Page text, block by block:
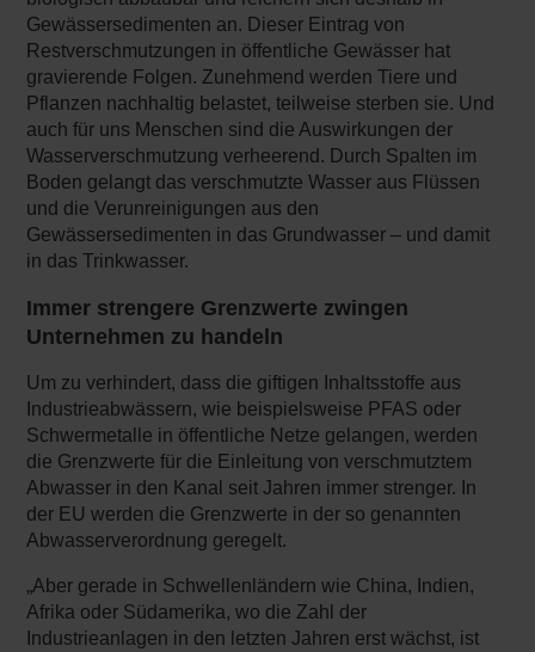
Gewässersedimenten an. Dieser Eintrag von
Restverschmutzungen in öffentliche Gewässer hat
gravierende Folgen. Zunehmend werden Tiere und
Pflanzen nachhaltig belastet, teilweise sterben sie. Und
auch für uns Menschen sind die Auswirkungen der
Wasserverschmutzung verheerend. Durch Spalten im
Boden gelangt das verschmutzte Wasser aus Flüssen
und die Verunreinigungen aus den
Gewässersedimenten in das Grundwasser – und damit
in das Trinkwasser.
Immer strengere Grenzwerte zwingen
Unternehmen zu handeln
Um zu verhindert, dass die giftigen Inhaltsstoffe aus
Industrieabwässern, wie beispielsweise PFAS oder
Schwermetalle in öffentliche Netze gelangen, werden
die Grenzwerte für die Einleitung von verschmutztem
Abwasser in den Kanal seit Jahren immer strenger. In
der EU werden die Grenzwerte in der so genannten
Abwasserverordnung geregelt.
„Aber gerade in Schwellenländern wie China, Indien,
Afrika oder Südamerika, wo die Zahl der
Industrieanlagen in den letzten Jahren erst wächst, ist